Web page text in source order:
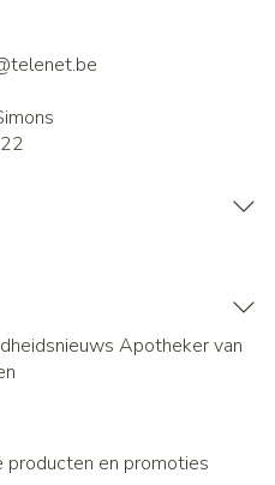
telenet.be
Apotheker van
producten en promoties